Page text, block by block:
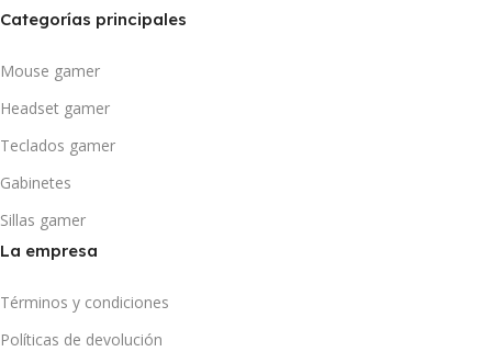
Categorías principales
Mouse gamer
Headset gamer
Teclados gamer
Gabinetes
Sillas gamer
La empresa
Términos y condiciones
Políticas de devolución